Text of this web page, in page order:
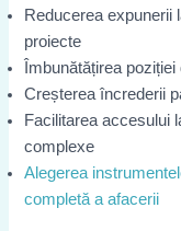
Reducerea expunerii
proiecte
Îmbunătățirea
Creșterea încrederii
Facilitarea accesului
complexe
Alegerea
completă a afacerii